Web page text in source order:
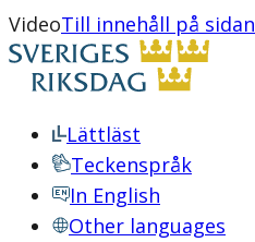
VideoTill innehåll på sidan
Lättläst
Teckenspråk
In English
Other languages